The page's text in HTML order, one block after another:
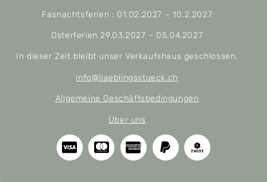
Fasnachtsferien : 01.02.2027 – 10.2.2027
Osterferien 29.03.2027 – 05.04.2027
In dieser Zeit bleibt unser Verkaufshaus geschlossen.
info@liaeblingsstueck.ch
Allgemeine Geschäftsbedingungen
Über uns